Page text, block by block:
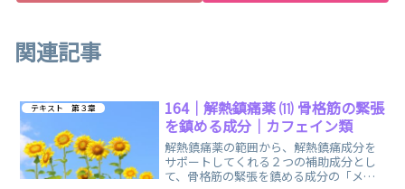
関連記事
テキスト 第３章
164｜解熱鎮痛薬 ⑾ 骨格筋の緊張
を鎮める成分｜カフェイン類
解熱鎮痛薬の範囲から、解熱鎮痛成分を
サポートしてくれる２つの補助成分とし
て、骨格筋の緊張を鎮める成分の「メト